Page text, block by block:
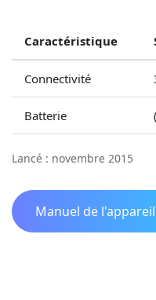
Caractéristique
Connectivité
Batterie
Lancé : novembre 2015
Manuel de l'appareil